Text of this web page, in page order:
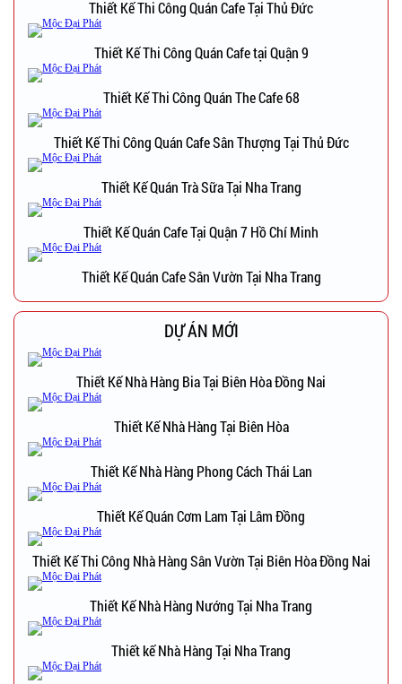
Thiết Kế Thi Công Quán Cafe Tại Thủ Đức
Thiết Kế Thi Công Quán Cafe tại Quận 9
Thiết Kế Thi Công Quán The Cafe 68
Thiết Kế Thi Công Quán Cafe Sân Thượng Tại Thủ Đức
Thiết Kế Quán Trà Sữa Tại Nha Trang
Thiết Kế Quán Cafe Tại Quận 7 Hồ Chí Minh
Thiết Kế Quán Cafe Sân Vườn Tại Nha Trang
DỰ ÁN MỚI
Thiết Kế Nhà Hàng Bia Tại Biên Hòa Đồng Nai
Thiết Kế Nhà Hàng Tại Biên Hòa
Thiết Kế Nhà Hàng Phong Cách Thái Lan
Thiết Kế Quán Cơm Lam Tại Lâm Đồng
Thiết Kế Thi Công Nhà Hàng Sân Vườn Tại Biên Hòa Đồng Nai
Thiết Kế Nhà Hàng Nướng Tại Nha Trang
Thiết kế Nhà Hàng Tại Nha Trang